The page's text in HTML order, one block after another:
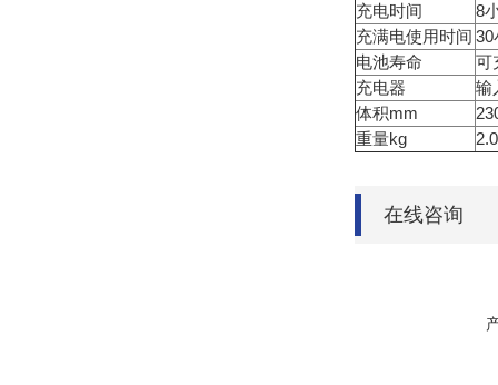
充电时间
8
充满电使用时间 30
电池寿命
可
充电器
输
体积mm
重量kg
2.0
在线咨询